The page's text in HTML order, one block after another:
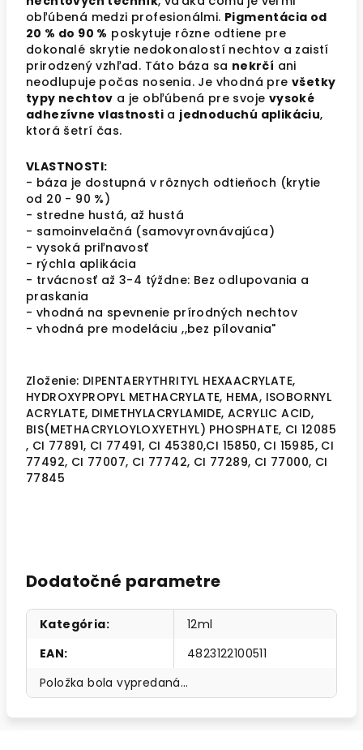
obľúbená medzi profesionálmi. Pigmentácia od
20 % do 90 % poskytuje rôzne odtiene pre
dokonalé skrytie nedokonalostí nechtov a zaistí
prirodzený vzhľad. Táto báza sa nekrčí ani
neodlupuje počas nosenia. Je vhodná pre všetky
typy nechtov a je obľúbená pre svoje vysoké
adhezívne vlastnosti a jednoduchú aplikáciu,
ktorá šetrí čas.
VLASTNOSTI:
- báza je dostupná v rôznych odtieňoch (krytie
od 20 - 90 %)
- stredne hustá, až hustá
- samoinvelačná (samovyrovnávajúca)
- vysoká priľnavosť
- rýchla aplikácia
- trvácnosť až 3-4 týždne: Bez odlupovania a
praskania
- vhodná na spevnenie prírodných nechtov
- vhodná pre modeláciu ,,bez pílovania"
Zloženie: DIPENTAERYTHRITYL HEXAACRYLATE,
HYDROXYPROPYL METHACRYLATE, HEMA, ISOBORNYL
ACRYLATE, DIMETHYLACRYLAMIDE, ACRYLIC ACID,
BIS(METHACRYLOYLOXYETHYL) PHOSPHATE, CI 12085
, CI 77891, CI 77491, CI 45380,CI 15850, CI 15985, CI
77492, CI 77007, CI 77742, CI 77289, CI 77000, CI
77845
Dodatočné parametre
Kategória:
12ml
EAN:
4823122100511
Položka bola vypredaná…